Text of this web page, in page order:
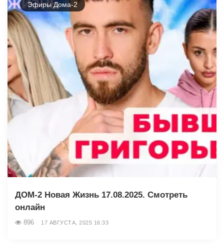
Эфиры Дома-2
ДОМ-2 Новая Жизнь 17.08.2025. Смотреть
онлайн
896 17 АВГУСТА, 2025 16:33